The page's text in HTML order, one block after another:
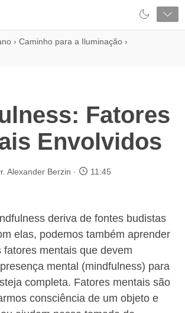
› Caminho para a Iluminação ›
Fatores
Envolvidos
Alexander Berzin 11:45
deriva de fontes budistas
elas, podemos também aprender
fatores mentais que devem
mental (mindfulness) para
completa. Fatores mentais são
consciência de um objeto e